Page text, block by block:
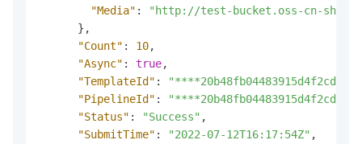
"Media" :
"http://test-bucket.oss-cn-
} ,
"Count" : 10,
"Async" : true,
"TemplateId" :
"PipelineId" :
"Status" : "Success" ,
"SubmitTime" : "2022-07-12T16:17:54Z" ,